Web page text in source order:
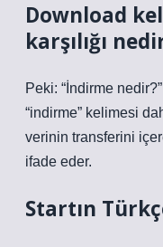
Download
karşılığı
Peki: “İndirme
“indirme” kelimesi
verinin transferini
ifade eder.
Startın